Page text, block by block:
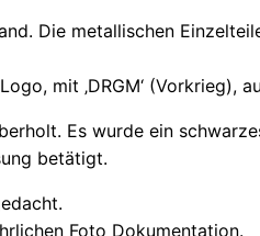
Die metallischen
mit ‚DRGM‘ (Vorkrieg),
Es wurde ein
betätigt.
Foto Dokumentation.